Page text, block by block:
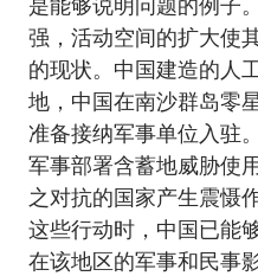
强，活动空间的扩大使
的现状。中国建造的人
地，中国在南沙群岛零
准备接纳军事单位入驻
军事部署含蓄地威胁使
之对抗的国家产生震慑
这些行动时，中国已能
在该地区的军事和民事